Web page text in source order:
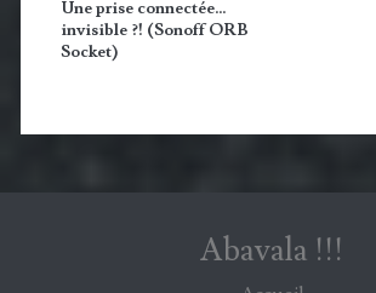
Une prise connectée…
invisible ?! (Sonoff ORB
Socket)
Abavala !!!